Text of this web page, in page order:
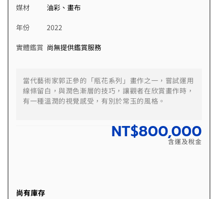
媒材 油彩、畫布
年份 2022
實體鑑賞 尚無提供鑑賞服務
當代藝術家郭正參的「瓶花系列」畫作之一，嘗試運用
線條留白，與潤色漸層的技巧，讓觀者在欣賞畫作時，
有一種溫潤的視覺感受，有別於常玉的風格。
NT$800,000
含運及稅金
尚有庫存